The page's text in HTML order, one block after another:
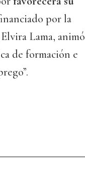
por la
Lama, animó
de formación e